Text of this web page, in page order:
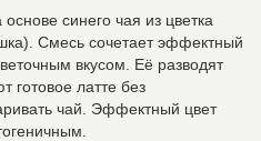
синего чая из цветка
Смесь сочетает эффектный
вкусом. Её разводят
готовое латте без
чай. Эффектный цвет